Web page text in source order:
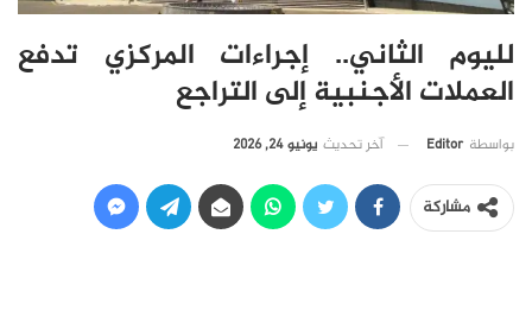
لليوم الثاني.. إجراءات المركزي تدفع
العملات الأجنبية إلى التراجع
بواسطة Editor آخر تحديث يونيو 24, 2026
مشاركة